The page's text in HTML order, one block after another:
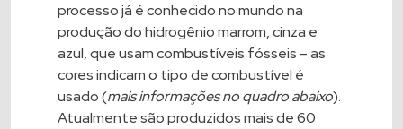
processo já é conhecido no mundo na
produção do hidrogênio marrom, cinza e
azul, que usam combustíveis fósseis – as
cores indicam o tipo de combustível é
usado (mais informações no quadro abaixo).
Atualmente são produzidos mais de 60